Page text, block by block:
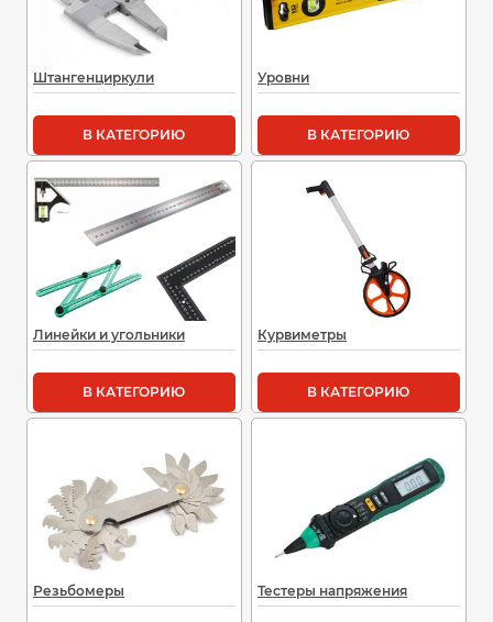
Штангенциркули
В КАТЕГОРИЮ
Уровни
В КАТЕГОРИЮ
Линейки и угольники
В КАТЕГОРИЮ
Курвиметры
В КАТЕГОРИЮ
Резьбомеры Тестеры напряжения